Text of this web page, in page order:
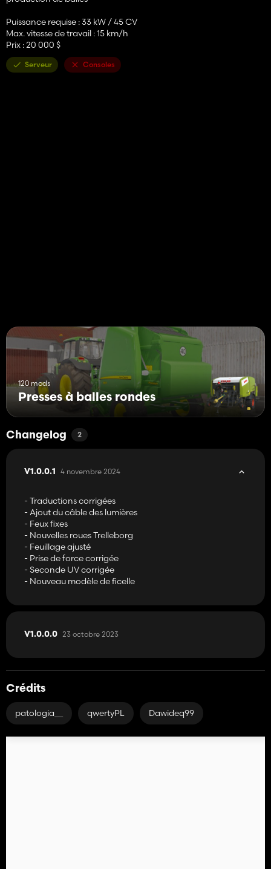
Puissance requise : 33 kW / 45 CV
Max. vitesse de travail : 15 km/h
Prix ​​: 20 000 $
Serveur Consoles
120 mods
Presses à balles rondes
Changelog 2
V1.0.0.1 4 novembre 2024
- Traductions corrigées
- Ajout du câble des lumières
- Feux fixes
- Nouvelles roues Trelleborg
- Feuillage ajusté
- Prise de force corrigée
- Seconde UV corrigée
- Nouveau modèle de ficelle
V1.0.0.0 23 octobre 2023
Crédits
patologia__ qwertyPL Dawideq99